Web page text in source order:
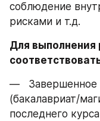
соблюдение
рисками и т.д.
Для
—
(бакалавриат/
последнего